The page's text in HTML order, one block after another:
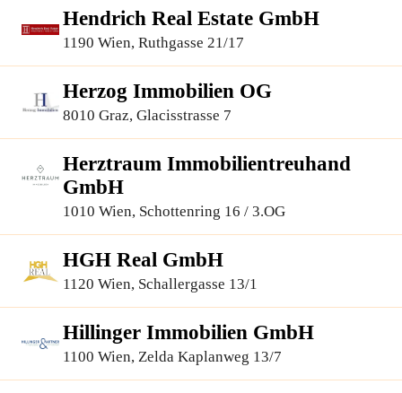
Hendrich Real Estate GmbH
1190 Wien, Ruthgasse 21/17
Herzog Immobilien OG
8010 Graz, Glacisstrasse 7
Herztraum Immobilientreuhand
GmbH
1010 Wien, Schottenring 16 / 3.OG
HGH Real GmbH
1120 Wien, Schallergasse 13/1
Hillinger Immobilien GmbH
1100 Wien, Zelda Kaplanweg 13/7